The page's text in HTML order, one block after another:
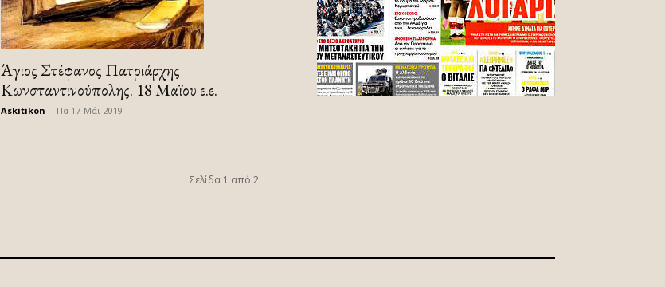
Άγιος Στέφανος Πατριάρχης
Κωνσταντινούπολης. 18 Μαϊου ε.ε.
Askitikon Πα 17-Μάι-2019
Σελίδα 1 από 2